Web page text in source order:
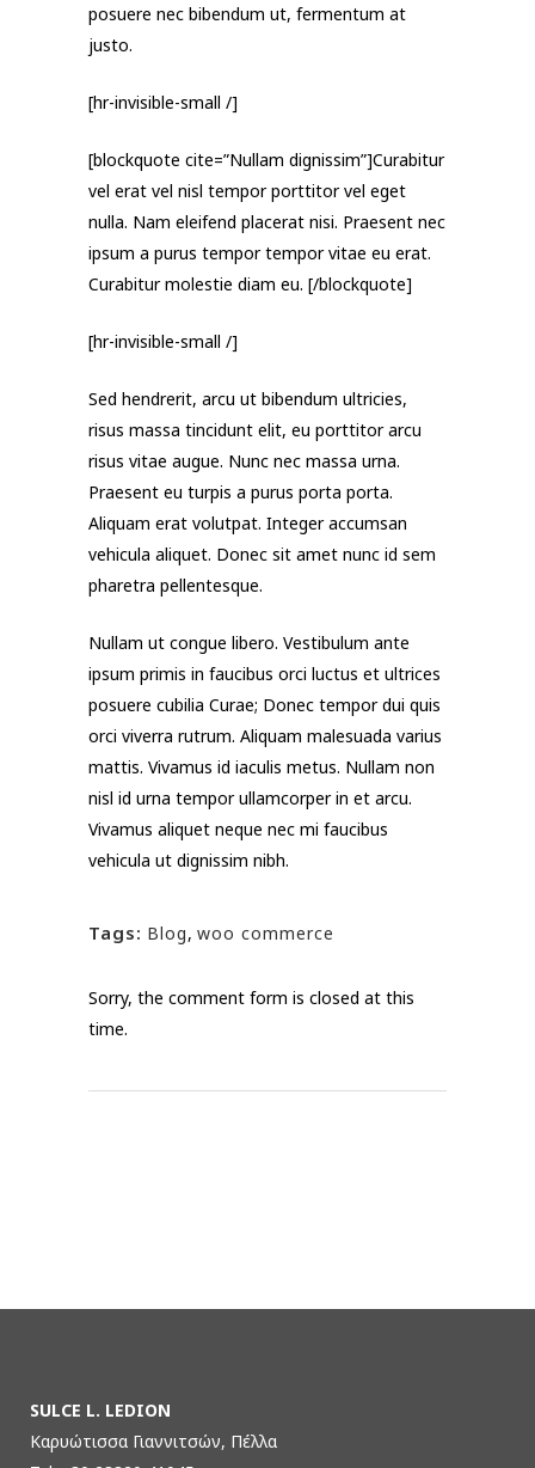
posuere nec bibendum ut, fermentum at
justo.
[hr-invisible-small /]
[blockquote cite=”Nullam dignissim”]Curabitur
vel erat vel nisl tempor porttitor vel eget
nulla. Nam eleifend placerat nisi. Praesent nec
ipsum a purus tempor tempor vitae eu erat.
Curabitur molestie diam eu. [/blockquote]
[hr-invisible-small /]
Sed hendrerit, arcu ut bibendum ultricies,
risus massa tincidunt elit, eu porttitor arcu
risus vitae augue. Nunc nec massa urna.
Praesent eu turpis a purus porta porta.
Aliquam erat volutpat. Integer accumsan
vehicula aliquet. Donec sit amet nunc id sem
pharetra pellentesque.
Nullam ut congue libero. Vestibulum ante
ipsum primis in faucibus orci luctus et ultrices
posuere cubilia Curae; Donec tempor dui quis
orci viverra rutrum. Aliquam malesuada varius
mattis. Vivamus id iaculis metus. Nullam non
nisl id urna tempor ullamcorper in et arcu.
Vivamus aliquet neque nec mi faucibus
vehicula ut dignissim nibh.
Tags: Blog, woo commerce
Sorry, the comment form is closed at this
time.
SULCE L. LEDION
Καρυώτισσα Γιαννιτσών, Πέλλα